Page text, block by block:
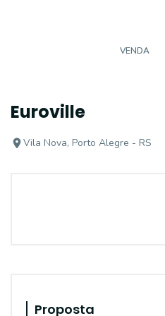
VENDA
Euroville
Vila Nova, Porto Alegre - RS
Proposta